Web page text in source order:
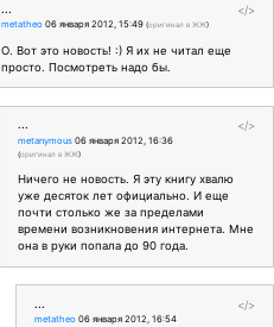
</>
...
metatheo 06 января 2012, 15:49 (оригинал в ЖЖ)
О. Вот это новость! :) Я их не читал еще
просто. Посмотреть надо бы.
</>
...
metanymous 06 января 2012, 16:36
(оригинал в ЖЖ)
Ничего не новость. Я эту книгу хвалю
уже десяток лет официально. И еще
почти столько же за пределами
времени возникновения интернета. Мне
она в руки попала до 90 года.
</>
...
metatheo 06 января 2012, 16:54